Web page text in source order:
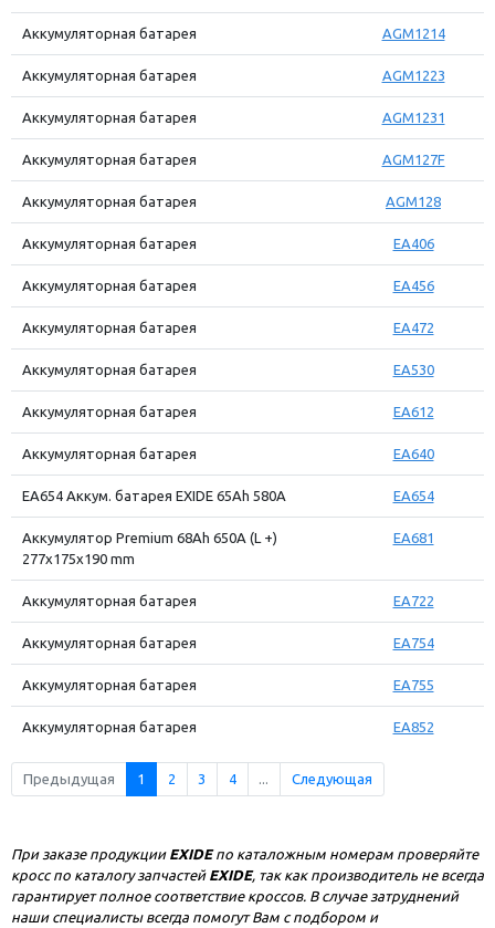
Аккумуляторная батарея AGM1214
Аккумуляторная батарея AGM1223
Аккумуляторная батарея AGM1231
Аккумуляторная батарея AGM127F
Аккумуляторная батарея AGM128
Аккумуляторная батарея EA406
Аккумуляторная батарея EA456
Аккумуляторная батарея EA472
Аккумуляторная батарея EA530
Аккумуляторная батарея EA612
Аккумуляторная батарея EA640
EA654 Аккум. батарея EXIDE 65Ah 580A EA654
Аккумулятор Premium 68Ah 650A (L +)
277x175x190 mm
EA681
Аккумуляторная батарея EA722
Аккумуляторная батарея EA754
Аккумуляторная батарея EA755
Аккумуляторная батарея EA852
Предыдущая 1 2 3 4 ... Следующая
При заказе продукции EXIDEпо каталожным номерам проверяйте
кросс по каталогу запчастейEXIDE, так как производитель не всегда
гарантирует полное соответствие кроссов. В случае затруднений
наши специалисты всегда помогут Вам с подбором и